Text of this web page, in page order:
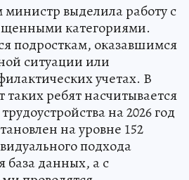
выделила работу с
категориями.
подросткам, оказавшимся
ситуации или
учетах. В
ребят насчитывается
на 2026 год
на уровне 152
подхода
база данных, а с